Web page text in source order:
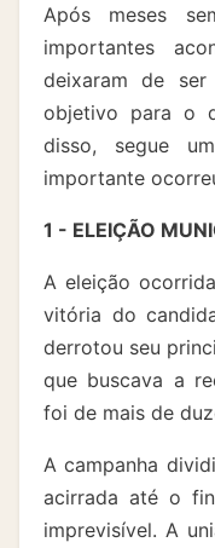
Após meses
importantes
deixaram de ser
objetivo para o
disso, segue
importante
1 - ELEIÇÃO
A eleição
vitória do
derrotou seu
que buscava a
foi de mais de
A campanha
acirrada até o
imprevisível. A